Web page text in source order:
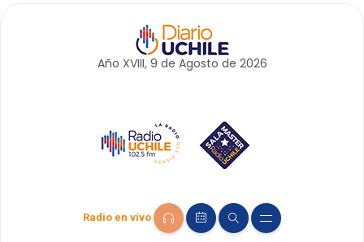
Año XVIII, 9 de Agosto de 2026
Radio en vivo